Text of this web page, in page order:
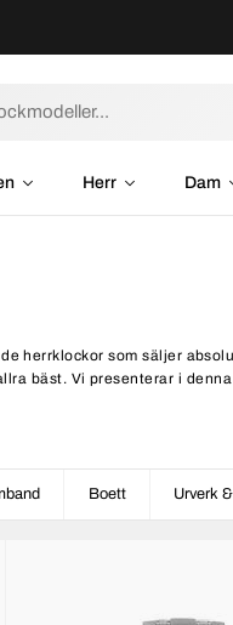
Herr Dam
herrklockor som säljer
bäst. Vi presenterar i
Boett Urverk